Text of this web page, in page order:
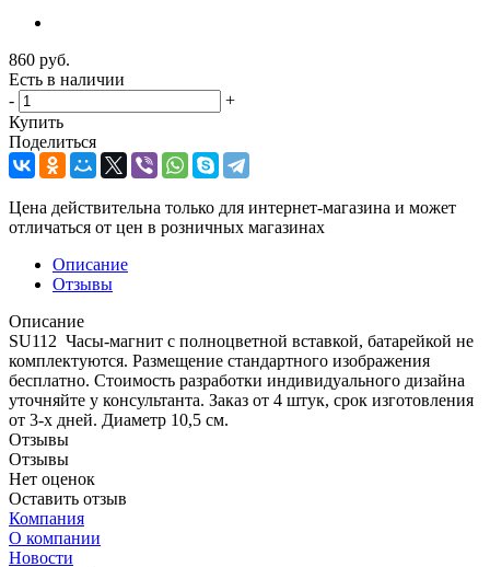
860 руб.
Есть в наличии
-
+
Купить
Поделиться
Цена действительна только для интернет-магазина и может
отличаться от цен в розничных магазинах
Описание
Отзывы
Описание
SU112 Часы-магнит с полноцветной вставкой, батарейкой не
комплектуются. Размещение стандартного изображения
бесплатно. Стоимость разработки индивидуального дизайна
уточняйте у консультанта. Заказ от 4 штук, срок изготовления
от 3-х дней. Диаметр 10,5 см.
Отзывы
Отзывы
Нет оценок
Оставить отзыв
Компания
О компании
Новости